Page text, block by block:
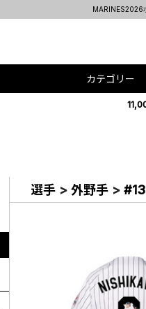
MARINES2026
カテゴリー
選手> 外野手>